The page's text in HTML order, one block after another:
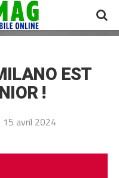
EST
!
15 avril 2024